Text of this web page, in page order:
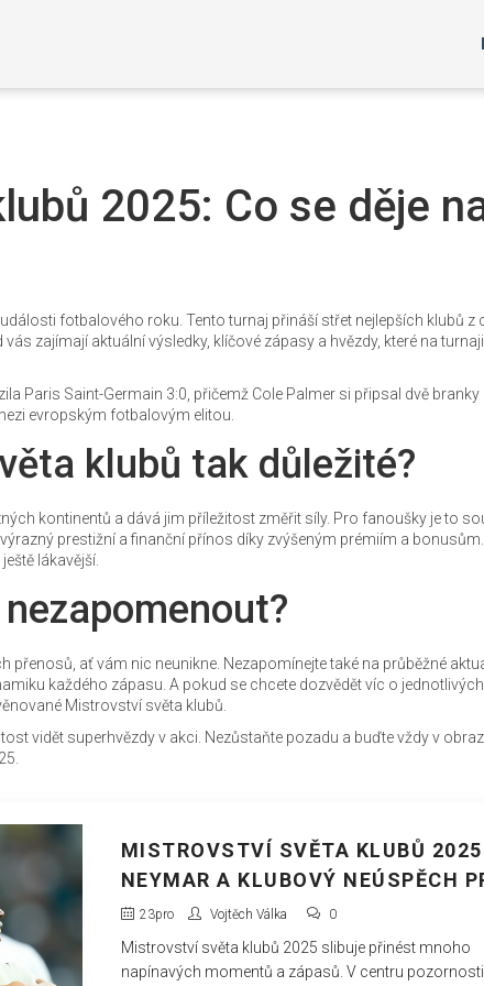
2025: Co se děje
fotbalového roku. Tento turnaj přináší střet nejlepších klubů z
zajímají aktuální výsledky, klíčové zápasy a hvězdy, které na
Paris Saint-Germain 3:0, přičemž Cole Palmer si připsal dvě branky
evropským fotbalovým elitou.
klubů tak důležité?
kontinentů a dává jim příležitost změřit síly. Pro fanoušky je to
prestižní a finanční přínos díky zvýšeným prémiím a
lákavější.
ať vám nic neunikne. Nezapomínejte také na průběžné
každého zápasu. A pokud se chcete dozvědět víc o jednotlivých
Mistrovství světa klubů.
vidět superhvězdy v akci. Nezůstaňte pozadu a buďte vždy v
MISTROVSTVÍ SVĚTA KLUBŮ
NEYMAR A KLUBOVÝ NEÚSPĚCH
SPARTĚ
23pro Vojtěch Válka 0
Mistrovství světa klubů 2025 slibuje přinést mnoho
napínavých momentů a zápasů. V centru